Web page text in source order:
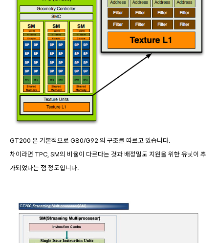
GT200 은 기본적으로 G80/G92 의 구조를 따르고 있습니다.
차이라면 TPC, SM의 비율이 다르다는 것과 배정밀도 지원을 위한 유닛이 추
가되었다는 점 정도입니다.